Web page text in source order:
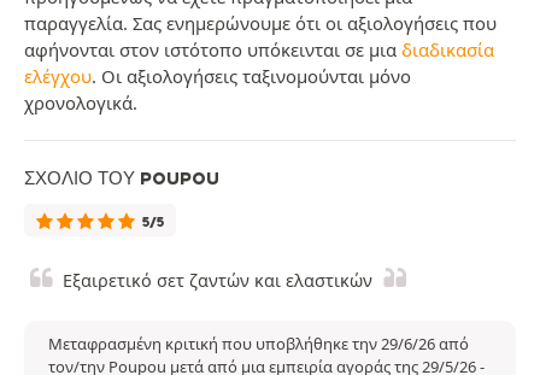
παραγγελία. Σας ενημερώνουμε ότι οι αξιολογήσεις που
αφήνονται στον ιστότοπο υπόκεινται σε μια διαδικασία
ελέγχου. Οι αξιολογήσεις ταξινομούνται μόνο
χρονολογικά.
ΣΧΌΛΙΟ ΤΟΥ POUPOU
5/5
Εξαιρετικό σετ ζαντών και ελαστικών
Μεταφρασμένη κριτική που υποβλήθηκε την 29/6/26 από
τον/την Poupou μετά από μια εμπειρία αγοράς της 29/5/26-